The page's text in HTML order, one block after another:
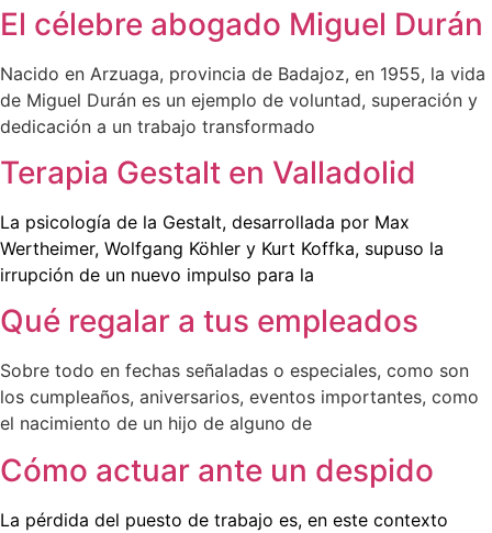
El célebre abogado Miguel Durán
Nacido en Arzuaga, provincia de Badajoz, en 1955, la vida
de Miguel Durán es un ejemplo de voluntad, superación y
dedicación a un trabajo transformado
Terapia Gestalt en Valladolid
La psicología de la Gestalt, desarrollada por Max
Wertheimer, Wolfgang Köhler y Kurt Koffka, supuso la
irrupción de un nuevo impulso para la
Qué regalar a tus empleados
Sobre todo en fechas señaladas o especiales, como son
los cumpleaños, aniversarios, eventos importantes, como
el nacimiento de un hijo de alguno de
Cómo actuar ante un despido
La pérdida del puesto de trabajo es, en este contexto